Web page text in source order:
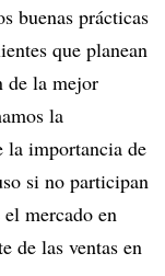
buenas prácticas
que planean
de la mejor
la
la importancia de
si no participan
mercado en
de las ventas en